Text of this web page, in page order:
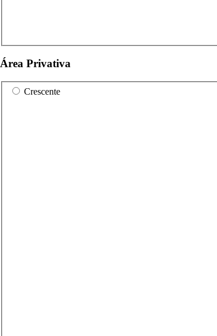
Área Privativa
Crescente